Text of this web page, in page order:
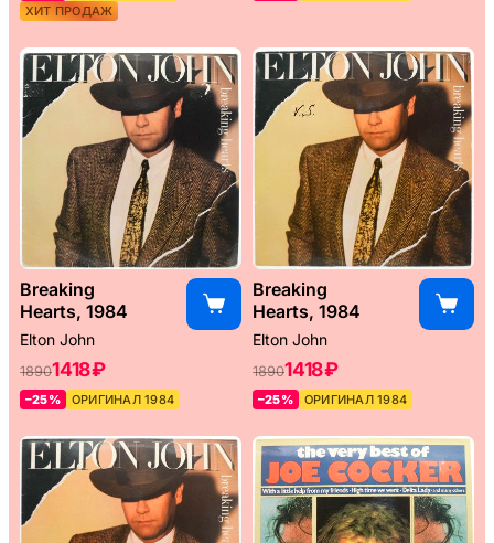
ХИТ ПРОДАЖ
Breaking
Hearts, 1984
Elton John
18901418 ₽
–25% ОРИГИНАЛ 1984
Breaking
Hearts, 1984
Elton John
18901418 ₽
–25% ОРИГИНАЛ 1984